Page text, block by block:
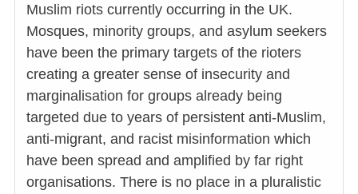
Muslim riots currently occurring in the UK.
Mosques, minority groups, and asylum seekers
have been the primary targets of the rioters
creating a greater sense of insecurity and
marginalisation for groups already being
targeted due to years of persistent anti-Muslim,
anti-migrant, and racist misinformation which
have been spread and amplified by far right
organisations. There is no place in a pluralistic